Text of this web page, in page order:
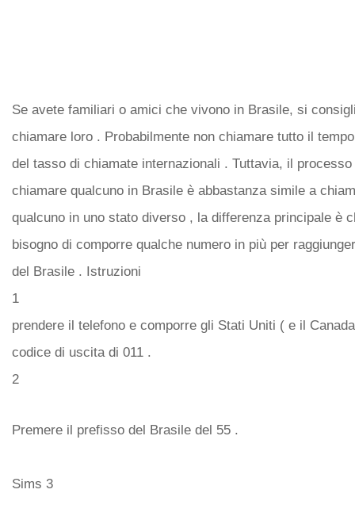
Se avete familiari o amici che vivono in Brasile, si
chiamare loro . Probabilmente non chiamare tutto il
del tasso di chiamate internazionali . Tuttavia, il processo
chiamare qualcuno in Brasile è abbastanza simile a
qualcuno in uno stato diverso , la differenza principale è
bisogno di comporre qualche numero in più per
del Brasile . Istruzioni
1
prendere il telefono e comporre gli Stati Uniti ( e il
codice di uscita di 011 .
2
Premere il prefisso del Brasile del 55 .
Sims 3